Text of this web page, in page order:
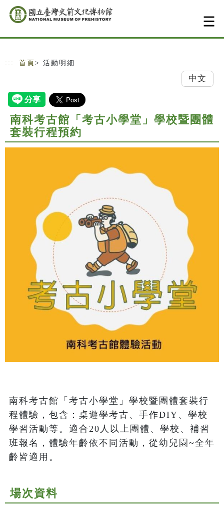
跳到主要內容
網站導覽
::: 首頁 > 活動明細
中文
南科考古館「考古小學堂」學校暨團體
套裝行程預約
南科考古館「考古小學堂」學校暨團體套裝行
程體驗，包含：桌遊學考古、手作DIY、學校
學習活動等。適合20人以上團體、學校、補習
班報名，體驗年齡依不同活動，從幼兒園~全年
齡皆適用。
場次資料